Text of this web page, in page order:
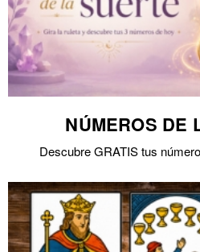
NÚMEROS DE
Descubre GRATIS tus